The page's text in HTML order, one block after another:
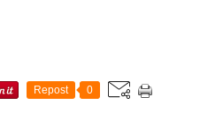
Repost 0